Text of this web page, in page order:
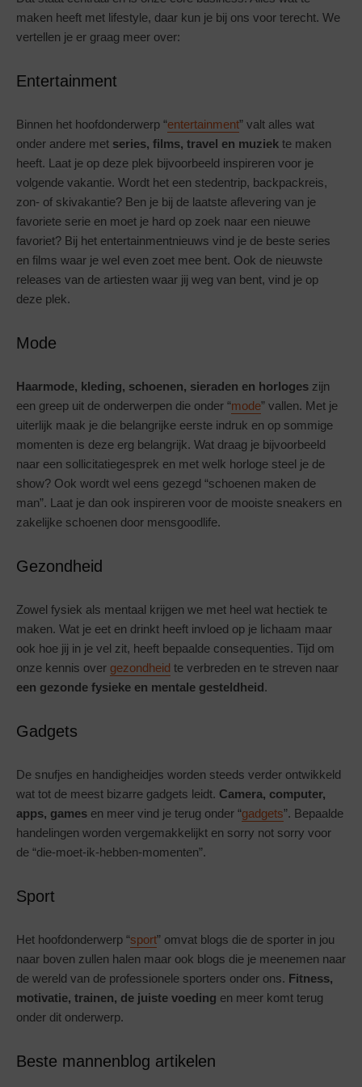
maken heeft met lifestyle, daar kun je bij ons voor terecht. We
vertellen je er graag meer over:
Entertainment
Binnen het hoofdonderwerp “entertainment” valt alles wat
onder andere met series, films, travel en muziek te maken
heeft. Laat je op deze plek bijvoorbeeld inspireren voor je
volgende vakantie. Wordt het een stedentrip, backpackreis,
zon- of skivakantie? Ben je bij de laatste aflevering van je
favoriete serie en moet je hard op zoek naar een nieuwe
favoriet? Bij het entertainmentnieuws vind je de beste series
en films waar je wel even zoet mee bent. Ook de nieuwste
releases van de artiesten waar jij weg van bent, vind je op
deze plek.
Mode
Haarmode, kleding, schoenen, sieraden en horloges zijn
een greep uit de onderwerpen die onder “mode” vallen. Met je
uiterlijk maak je die belangrijke eerste indruk en op sommige
momenten is deze erg belangrijk. Wat draag je bijvoorbeeld
naar een sollicitatiegesprek en met welk horloge steel je de
show? Ook wordt wel eens gezegd “schoenen maken de
man”. Laat je dan ook inspireren voor de mooiste sneakers en
zakelijke schoenen door mensgoodlife.
Gezondheid
Zowel fysiek als mentaal krijgen we met heel wat hectiek te
maken. Wat je eet en drinkt heeft invloed op je lichaam maar
ook hoe jij in je vel zit, heeft bepaalde consequenties. Tijd om
onze kennis over gezondheid te verbreden en te streven naar
een gezonde fysieke en mentale gesteldheid.
Gadgets
De snufjes en handigheidjes worden steeds verder ontwikkeld
wat tot de meest bizarre gadgets leidt. Camera, computer,
apps, games en meer vind je terug onder “gadgets”. Bepaalde
handelingen worden vergemakkelijkt en sorry not sorry voor
de “die-moet-ik-hebben-momenten”.
Sport
Het hoofdonderwerp “sport” omvat blogs die de sporter in jou
naar boven zullen halen maar ook blogs die je meenemen naar
de wereld van de professionele sporters onder ons. Fitness,
motivatie, trainen, de juiste voeding en meer komt terug
onder dit onderwerp.
Beste mannenblog artikelen